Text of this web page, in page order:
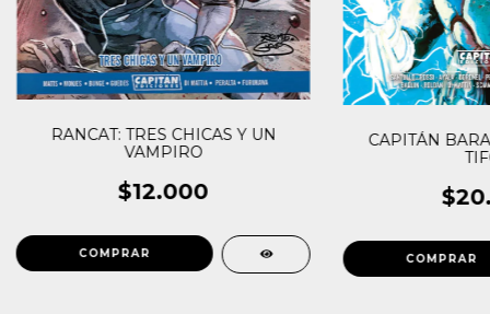
RANCAT: TRES CHICAS Y UN
VAMPIRO
$12.000
CAPITÁN